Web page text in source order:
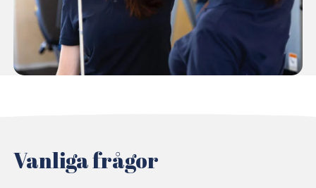
Vanliga frågor